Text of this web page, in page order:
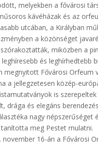
melyekben a fővárosi
kávéházak és az
utcában, a Királyban
a közönséget
miközben a
és
megnyitott Fővárosi
a jellegzetesen közép-
is
drága és elegáns
nagy
meg Pestet mulatni.
november 16-án a Fővárosi